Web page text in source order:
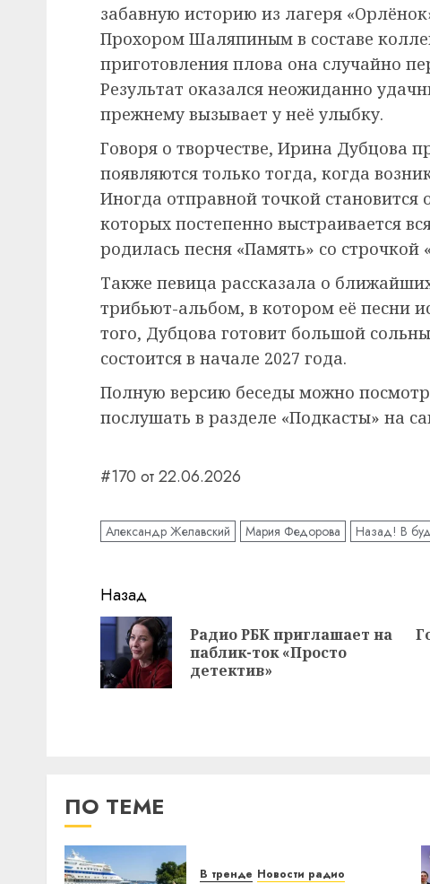
забавную историю из лагеря
Прохором Шаляпиным в составе
приготовления плова она случайно
Результат оказался неожиданно
прежнему вызывает у неё улыбку.
Говоря о творчестве, Ирина Дубцова
появляются только тогда, когда
Иногда отправной точкой становится
которых постепенно выстраивается
родилась песня «Память» со
Также певица рассказала о
трибьют-альбом, в котором её песни
того, Дубцова готовит большой
состоится в начале 2027 года.
Полную версию беседы можно
послушать в разделе «Подкасты» на
#170 от 22.06.2026
Александр Желавский Мария Федорова Назад! В
Навигация
записи
Назад
Радио РБК приглашает на
паблик-ток «Просто
детектив»
ПО ТЕМЕ
В тренде Новости радио